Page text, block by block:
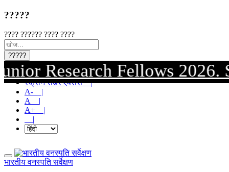
?????
???? ?????? ???? ????
?????
Fellows 2026.
मुख्य सामग्री पर जाएं |
स्क्रीन रीडर एक्सेस |
A- |
A |
A+ |
|
भारतीय वनस्पति सर्वेक्षण